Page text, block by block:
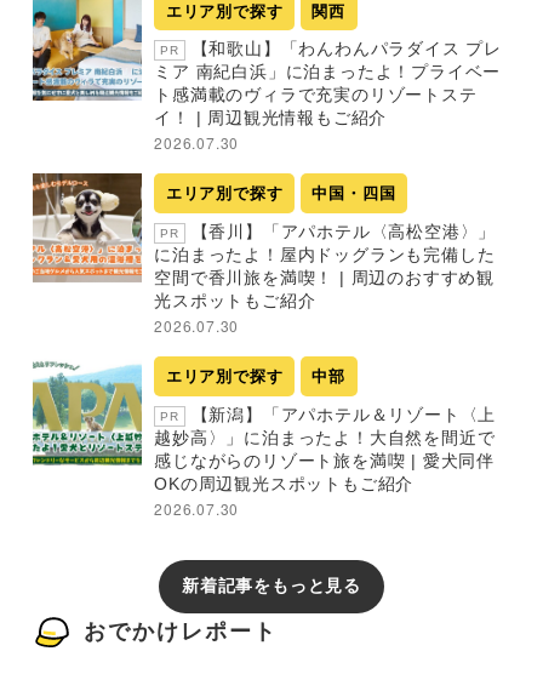
エリア別で探す 関西
PR
【和歌山】「わんわんパラダイス プレ
ミア 南紀白浜」に泊まったよ！プライベー
ト感満載のヴィラで充実のリゾートステ
イ！ | 周辺観光情報もご紹介
2026.07.30
エリア別で探す 中国・四国
PR
【香川】「アパホテル〈高松空港〉」
に泊まったよ！屋内ドッグランも完備した
空間で香川旅を満喫！ | 周辺のおすすめ観
光スポットもご紹介
2026.07.30
エリア別で探す 中部
PR
【新潟】「アパホテル＆リゾート〈上
越妙高〉」に泊まったよ！大自然を間近で
感じながらのリゾート旅を満喫 | 愛犬同伴
OKの周辺観光スポットもご紹介
2026.07.30
新着記事をもっと見る
おでかけレポート